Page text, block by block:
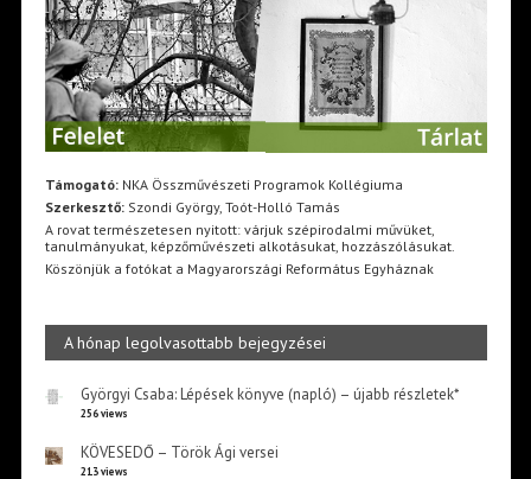
Támogató:NKA Összművészeti Programok Kollégiuma
Szerkesztő:Szondi György, Toót-Holló Tamás
A rovat természetesen nyitott: várjuk szépirodalmi művüket,
tanulmányukat, képzőművészeti alkotásukat, hozzászólásukat.
Köszönjük a fotókat a Magyarországi Református Egyháznak
A hónap legolvasottabb bejegyzései
Györgyi Csaba: Lépések könyve (napló) – újabb részletek*
256 views
KÖVESEDŐ – Török Ági versei
213 views